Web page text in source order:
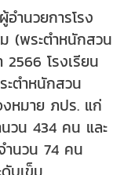
นวยการโรง
(พระตำหนักสวน
โรงเรียน
ตำหนักสวน
หมาย ภปร. แก่
วน 434 คน และ
ำนวน 74 คน